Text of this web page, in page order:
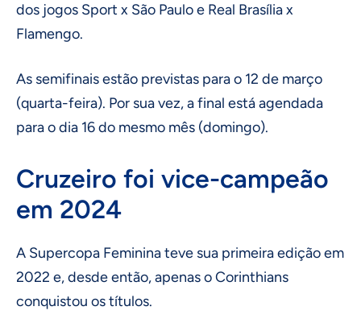
dos jogos Sport x São Paulo e Real Brasília x
Flamengo.
As semifinais estão previstas para o 12 de março
(quarta-feira). Por sua vez, a final está agendada
para o dia 16 do mesmo mês (domingo).
Cruzeiro foi vice-campeão
em 2024
A Supercopa Feminina teve sua primeira edição em
2022 e, desde então, apenas o Corinthians
conquistou os títulos.